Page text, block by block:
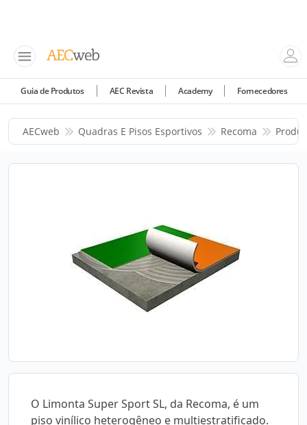
Guia de Produtos AEC Revista Academy Fornecedores
AECweb Quadras E Pisos Esportivos Recoma
O Limonta Super Sport SL, da Recoma, é um
piso vinílico heterogêneo e multiestratificado.